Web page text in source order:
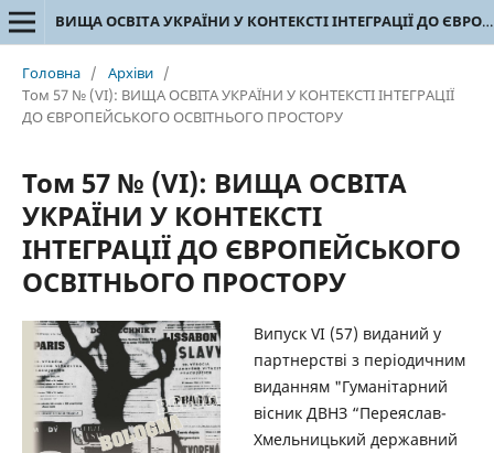
ВИЩА ОСВІТА УКРАЇНИ У КОНТЕКСТІ ІНТЕГРАЦІЇ ДО ЄВРОПЕЙСЬКОГО ОСВІТНЬОГО ПРОСТОРУ
Головна / Архіви /
Том 57 № (VI): ВИЩА ОСВІТА УКРАЇНИ У КОНТЕКСТІ ІНТЕГРАЦІЇ
ДО ЄВРОПЕЙСЬКОГО ОСВІТНЬОГО ПРОСТОРУ
Том 57 № (VI): ВИЩА ОСВІТА
УКРАЇНИ У КОНТЕКСТІ
ІНТЕГРАЦІЇ ДО ЄВРОПЕЙСЬКОГО
ОСВІТНЬОГО ПРОСТОРУ
Випуск VI (57) виданий у
партнерстві з періодичним
виданням "Гуманітарний
вісник ДВНЗ “Переяслав-
Хмельницький державний